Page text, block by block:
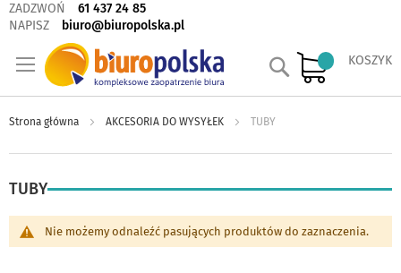
ZADZWOŃ
61 437 24 85
NAPISZ
biuro@biuropolska.pl
KOSZYK
Szukaj
Strona główna AKCESORIA DO WYSYŁEK TUBY
TUBY
Nie możemy odnaleźć pasujących produktów do zaznaczenia.